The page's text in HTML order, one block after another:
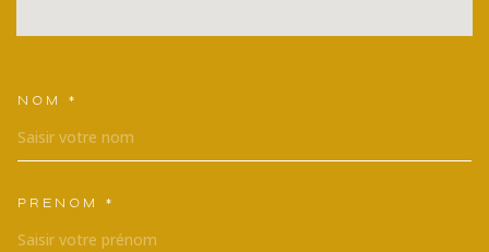
TRAD_MELTEM_VOSCOORDONNEES
NOM *
PRÉNOM *